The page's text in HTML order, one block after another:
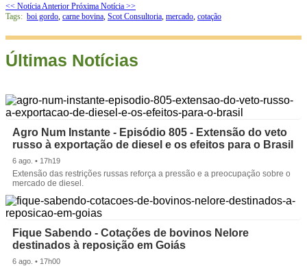
<< Notícia Anterior Próxima Notícia >>
Tags: boi gordo carne bovina Scot Consultoria mercado cotação
Últimas Notícias
Agro Num Instante - Episódio 805 - Extensão do veto
russo à exportação de diesel e os efeitos para o Brasil
6 ago. • 17h19
Extensão das restrições russas reforça a pressão e a preocupação sobre o
mercado de diesel.
Fique Sabendo - Cotações de bovinos Nelore
destinados à reposição em Goiás
6 ago. • 17h00